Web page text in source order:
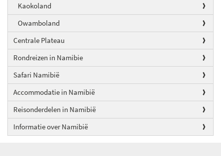
Kaokoland
Owamboland
Centrale Plateau
Rondreizen in Namibie
Safari Namibië
Accommodatie in Namibië
Reisonderdelen in Namibië
Informatie over Namibië